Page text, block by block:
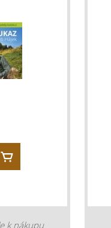
k nákupu